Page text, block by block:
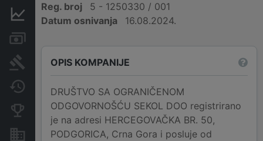
Finansijski podaci
Arhiva sudskih objava
Promjene
Konkurentne kompanije
Nekretnine i imovina
Reg. broj
5 - 1250330 / 001
Datum osnivanja
16.08.2024.
OPIS KOMPANIJE
DRUŠTVO SA OGRANIČENOM
ODGOVORNOŠĆU SEKOL DOO registrirano
je na adresi HERCEGOVAČKA BR. 50,
PODGORICA, Crna Gora i posluje od